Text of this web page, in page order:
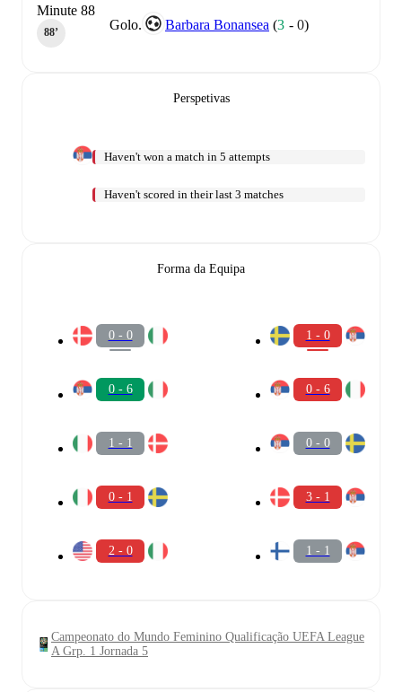
Golo. Barbara Bonansea (3 -0)
Minute 88
88‎’‎
Perspetivas
Haven't won a match in 5 attempts
Haven't scored in their last 3 matches
Forma da Equipa
0 - 0
0 - 6
1 - 1
0 - 1
2 - 0
1 - 0
0 - 6
0 - 0
3 - 1
1 - 1
Campeonato do Mundo Feminino Qualificação UEFA League
A Grp. 1 Jornada 5